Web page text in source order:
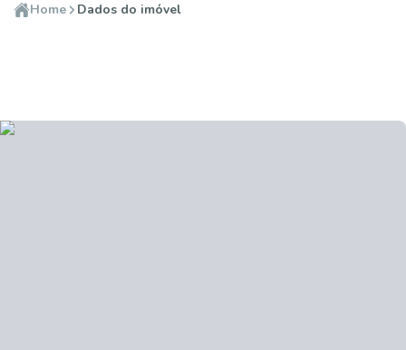
Home Dados do imóvel